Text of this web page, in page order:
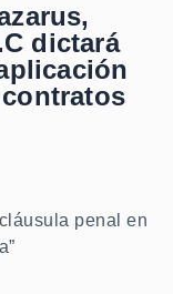
dictará
penal en